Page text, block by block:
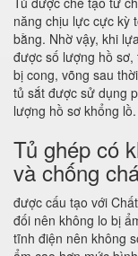
năng chịu lực cực kỳ
bằng. Nhờ vậy, khi
được số lượng hồ
bị cong, võng sau
tủ sắt được sử dụng
lượng hồ sơ khổng lồ.
Tủ ghép có
và chống
được cấu tạo với
đối nên không lo bị
tĩnh điện nên không